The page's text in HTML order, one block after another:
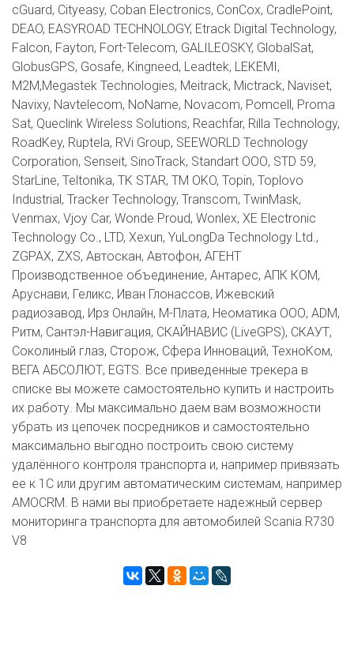
cGuard, Cityeasy, Coban Electronics, ConCox, CradlePoint,
DEAO, EASYROAD TECHNOLOGY, Etrack Digital Technology,
Falcon, Fayton, Fort-Telecom, GALILEOSKY, GlobalSat,
GlobusGPS, Gosafe, Kingneed, Leadtek, LEKEMI,
M2M,Megastek Technologies, Meitrack, Mictrack, Naviset,
Navixy, Navtelecom, NoName, Novacom, Pomcell, Proma
Sat, Queclink Wireless Solutions, Reachfar, Rilla Technology,
RoadKey, Ruptela, RVi Group, SEEWORLD Technology
Corporation, Senseit, SinoTrack, Standart ООО, STD 59,
StarLine, Teltonika, TK STAR, TM OKO, Topin, Toplovo
Industrial, Tracker Technology, Transcom, TwinMask,
Venmax, Vjoy Car, Wonde Proud, Wonlex, XE Electronic
Technology Co., LTD, Xexun, YuLongDa Technology Ltd.,
ZGPAX, ZXS, Автоскан, Автофон, АГЕНТ
Производственное объединение, Антарес, АПК КОМ,
Аруснави, Геликс, Иван Глонассов, Ижевский
радиозавод, Ирз Онлайн, М-Плата, Неоматика ООО, ADM,
Ритм, Сантэл-Навигация, СКАЙНАВИС (LiveGPS), СКАУТ,
Соколиный глаз, Сторож, Сфера Инноваций, ТехноКом,
ВЕГА АБСОЛЮТ, EGTS. Все приведенные трекера в
списке вы можете самостоятельно купить и настроить
их работу. Мы максимально даем вам возможности
убрать из цепочек посредников и самостоятельно
максимально выгодно построить свою систему
удалённого контроля транспорта и, например привязать
ее к 1C или другим автоматическим системам, например
AMOCRM. В нами вы приобретаете надежный сервер
мониторинга транспорта для автомобилей Scania R730
V8